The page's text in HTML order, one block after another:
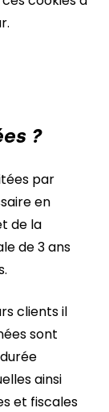
?
par
en
de la
de 3 ans
clients il
sont
ainsi
et fiscales